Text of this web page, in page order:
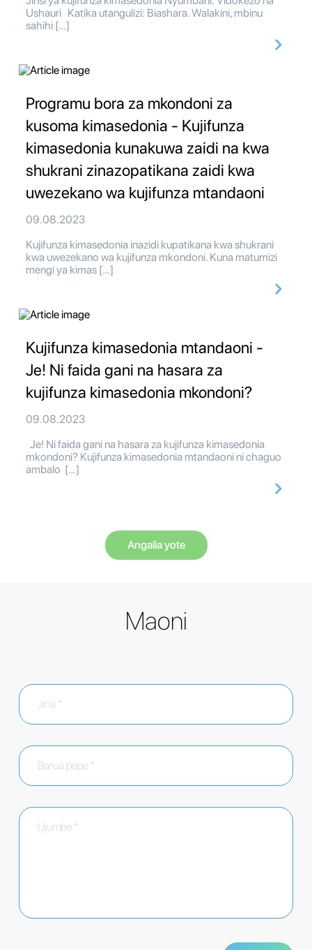
Ushauri Katika utangulizi: Biashara. Walakini, mbinu
sahihi […]
Programu bora za mkondoni za
kusoma kimasedonia - Kujifunza
kimasedonia kunakuwa zaidi na kwa
shukrani zinazopatikana zaidi kwa
uwezekano wa kujifunza mtandaoni
09.08.2023
Kujifunza kimasedonia inazidi kupatikana kwa shukrani
kwa uwezekano wa kujifunza mkondoni. Kuna matumizi
mengi ya kimas […]
Kujifunza kimasedonia mtandaoni -
Je! Ni faida gani na hasara za
kujifunza kimasedonia mkondoni?
09.08.2023
Je! Ni faida gani na hasara za kujifunza kimasedonia
mkondoni? Kujifunza kimasedonia mtandaoni ni chaguo
ambalo […]
Angalia yote
Maoni